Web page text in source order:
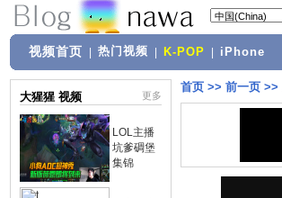
视频首页 热门视频 K-POP iPhone
大猩猩 视频 更多
LOL主播
坑爹碉堡
集锦
首页 >> 前一页 >>